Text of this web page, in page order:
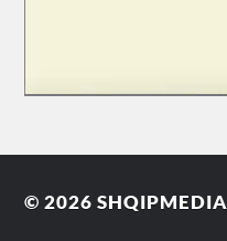
© 2026SHQIPMEDIA